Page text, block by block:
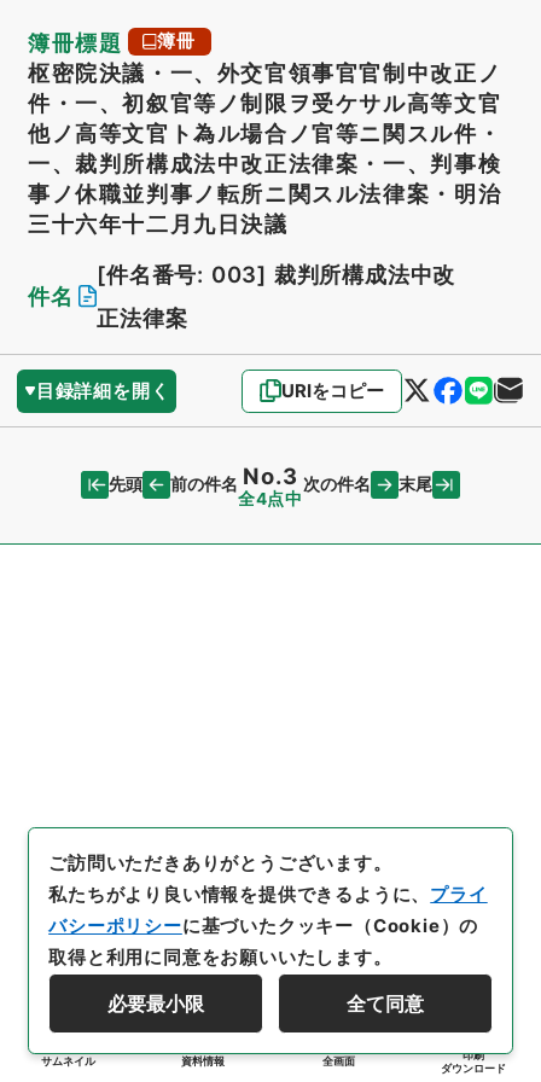
簿冊標題 簿冊
枢密院決議・一、外交官領事官官制中改正ノ
件・一、初叙官等ノ制限ヲ受ケサル高等文官
他ノ高等文官ト為ル場合ノ官等ニ関スル件・
一、裁判所構成法中改正法律案・一、判事検
事ノ休職並判事ノ転所ニ関スル法律案・明治
三十六年十二月九日決議
件名
[件名番号: 003] 裁判所構成法中改
正法律案
目録詳細を開く URIをコピー
先頭 前の件名 No.3
全4点中
次の件名 末尾
サムネイル 資料情報 全画面
印刷
ダウンロード
ご訪問いただきありがとうございます。
私たちがより良い情報を提供できるように、 プライ
バシーポリシーに基づいたクッキー（Cookie）の
取得と利用に同意をお願いいたします。
必要最小限 全て同意